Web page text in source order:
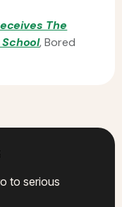
The
, Bored
to serious